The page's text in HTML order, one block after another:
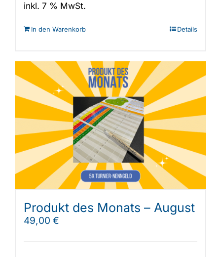
inkl. 7 % MwSt.
In den Warenkorb Details
Produkt des Monats – August
49,00 €